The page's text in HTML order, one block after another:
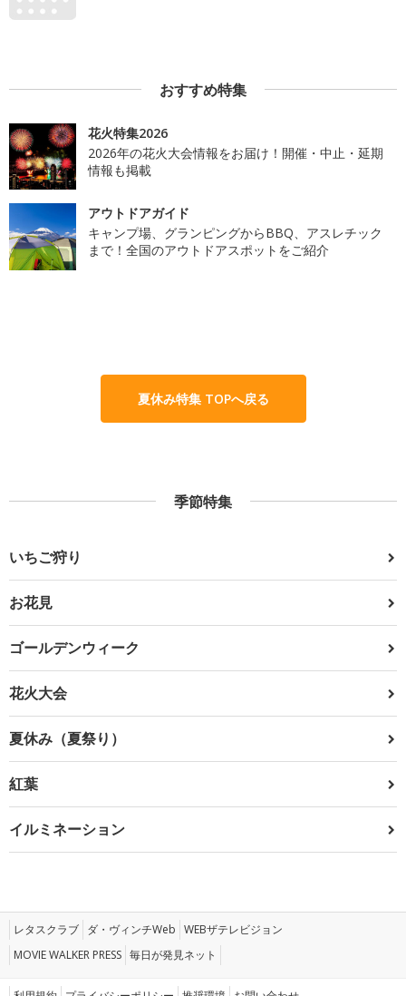
おすすめ特集
花火特集2026
2026年の花火大会情報をお届け！開催・中止・延期
情報も掲載
アウトドアガイド
キャンプ場、グランピングからBBQ、アスレチック
まで！全国のアウトドアスポットをご紹介
夏休み特集 TOPへ戻る
季節特集
いちご狩り
お花見
ゴールデンウィーク
花火大会
夏休み（夏祭り）
紅葉
イルミネーション
レタスクラブ ダ・ヴィンチWeb WEBザテレビジョン
MOVIE WALKER PRESS 毎日が発見ネット